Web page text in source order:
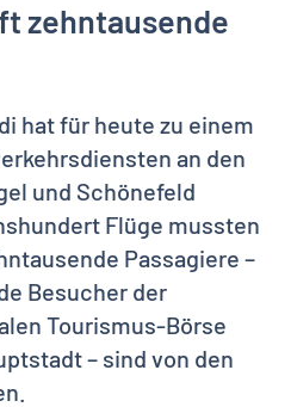
zehntausende
hat für heute zu einem
an den
und Schönefeld
Flüge mussten
Passagiere –
Besucher der
Tourismus-Börse
– sind von den